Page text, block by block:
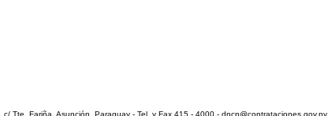
c/ Tte. Fariña. Asunción, Paraguay - Tel. y Fax 415 - 4000 - dncp@contrataciones.gov.py